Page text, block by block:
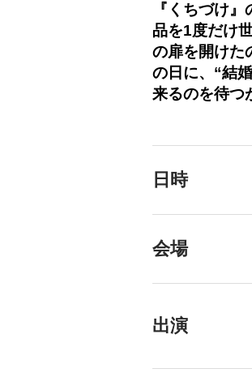
『くちづけ
品を1度だけ
の扉を開けた
の日に、“結
来るのを待つ
日時
会場
出演